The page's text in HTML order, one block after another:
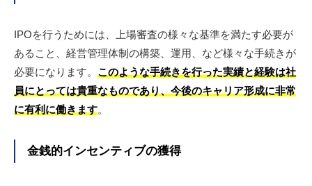
IPOを行うためには、上場審査の様々な基準を満たす必要が
あること、経営管理体制の構築、運用、など様々な手続きが
必要になります。 このような手続きを行った実績と経験は社
員にとっては貴重なものであり、今後のキャリア形成に非常
に有利に働きます。
金銭的インセンティブの獲得